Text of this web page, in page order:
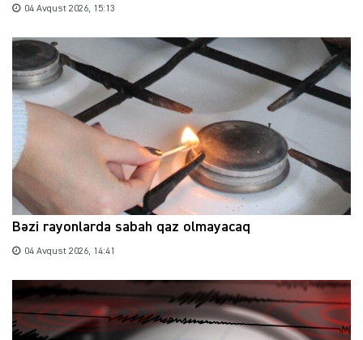
04 Avqust 2026, 15:13
Bəzi rayonlarda sabah qaz olmayacaq
04 Avqust 2026, 14:41